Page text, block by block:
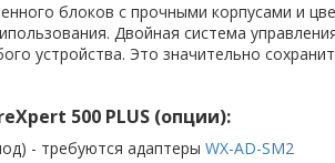
блоков с прочными корпусами и
Двойная система
устройства. Это значительно
500 PLUS (опции):
- требуются адаптеры WX-AD-SM2